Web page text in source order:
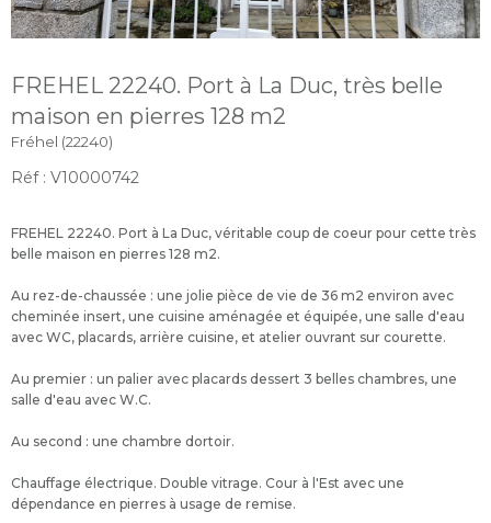
FREHEL 22240. Port à La Duc, très belle
maison en pierres 128 m2
Fréhel (22240)
Réf : V10000742
FREHEL 22240. Port à La Duc, véritable coup de coeur pour cette très
belle maison en pierres 128 m2.
Au rez-de-chaussée : une jolie pièce de vie de 36 m2 environ avec
cheminée insert, une cuisine aménagée et équipée, une salle d'eau
avec WC, placards, arrière cuisine, et atelier ouvrant sur courette.
Au premier : un palier avec placards dessert 3 belles chambres, une
salle d'eau avec W.C.
Au second : une chambre dortoir.
Chauffage électrique. Double vitrage. Cour à l'Est avec une
dépendance en pierres à usage de remise.